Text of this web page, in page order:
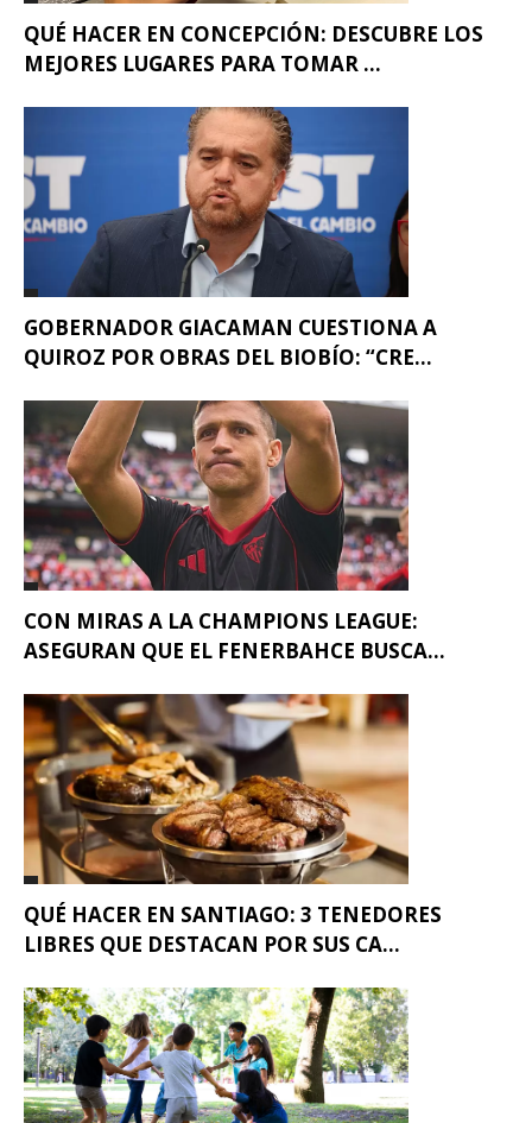
QUÉ HACER EN CONCEPCIÓN: DESCUBRE LOS
MEJORES LUGARES PARA TOMAR ...
GOBERNADOR GIACAMAN CUESTIONA A
QUIROZ POR OBRAS DEL BIOBÍO: “CRE...
CON MIRAS A LA CHAMPIONS LEAGUE:
ASEGURAN QUE EL FENERBAHCE BUSCA...
QUÉ HACER EN SANTIAGO: 3 TENEDORES
LIBRES QUE DESTACAN POR SUS CA...